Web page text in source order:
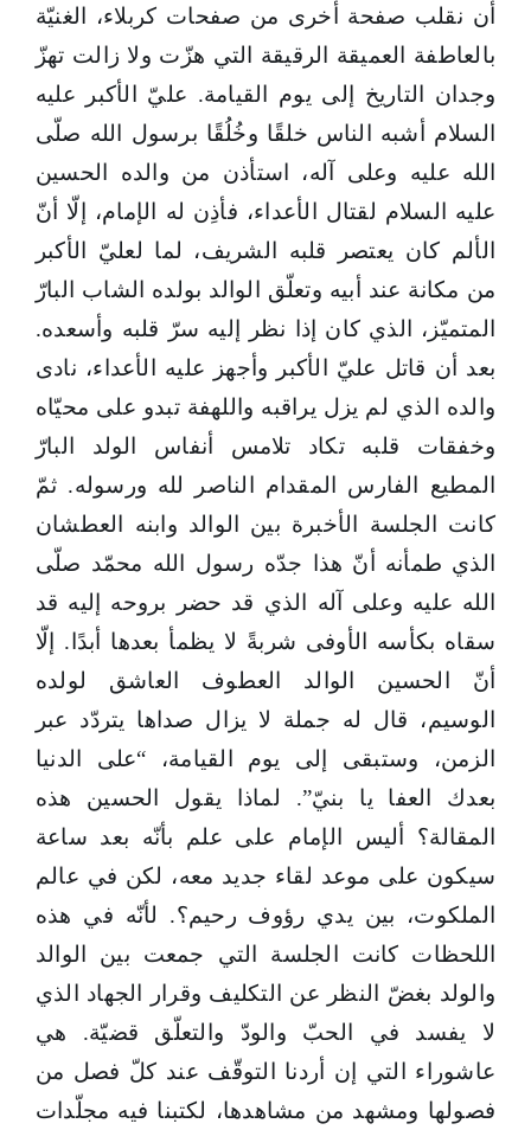
أن نقلب صفحة أخرى من صفحات كربلاء، الغنيّة
بالعاطفة العميقة الرقيقة التي هزّت ولا زالت تهزّ
وجدان التاريخ إلى يوم القيامة. عليّ الأكبر عليه
السلام أشبه الناس خلقًا وخُلُقًا برسول الله صلّى
الله عليه وعلى آله، استأذن من والده الحسين
عليه السلام لقتال الأعداء، فأذِن له الإمام، إلّا أنّ
الألم كان يعتصر قلبه الشريف، لما لعليّ الأكبر
من مكانة عند أبيه وتعلّق الوالد بولده الشاب البارّ
المتميّز، الذي كان إذا نظر إليه سرّ قلبه وأسعده.
بعد أن قاتل عليّ الأكبر وأجهز عليه الأعداء، نادى
والده الذي لم يزل يراقبه واللهفة تبدو على محيّاه
وخفقات قلبه تكاد تلامس أنفاس الولد البارّ
المطيع الفارس المقدام الناصر لله ورسوله. ثمّ
كانت الجلسة الأخبرة بين الوالد وابنه العطشان
الذي طمأنه أنّ هذا جدّه رسول الله محمّد صلّى
الله عليه وعلى آله الذي قد حضر بروحه إليه قد
سقاه بكأسه الأوفى شربةً لا يظمأ بعدها أبدًا. إلّا
أنّ الحسين الوالد العطوف العاشق لولده
الوسيم، قال له جملة لا يزال صداها يتردّد عبر
الزمن، وستبقى إلى يوم القيامة، “على الدنيا
بعدك العفا يا بنيّ”. لماذا يقول الحسين هذه
المقالة؟ أليس الإمام على علم بأنّه بعد ساعة
سيكون على موعد لقاء جديد معه، لكن في عالم
الملكوت، بين يدي رؤوف رحيم؟. لأنّه في هذه
اللحظات كانت الجلسة التي جمعت بين الوالد
والولد بغضّ النظر عن التكليف وقرار الجهاد الذي
لا يفسد في الحبّ والودّ والتعلّق قضيّة. هي
عاشوراء التي إن أردنا التوقّف عند كلّ فصل من
فصولها ومشهد من مشاهدها، لكتبنا فيه مجلّدات